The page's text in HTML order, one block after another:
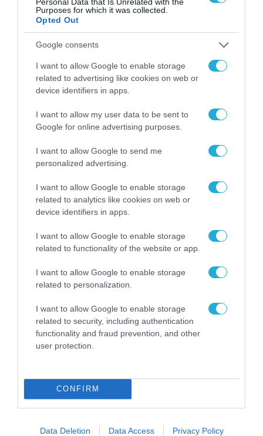
Purposes for which it was collected.
Opted Out
Google consents
I want to allow Google to enable storage
related to advertising like cookies on web or
device identifiers in apps.
I want to allow my user data to be sent to
Google for online advertising purposes.
I want to allow Google to send me
personalized advertising.
I want to allow Google to enable storage
related to analytics like cookies on web or
device identifiers in apps.
I want to allow Google to enable storage
related to functionality of the website or app.
I want to allow Google to enable storage
related to personalization.
I want to allow Google to enable storage
related to security, including authentication
functionality and fraud prevention, and other
user protection.
CONFIRM
Data Deletion Data Access Privacy Policy
ΟΙΚΟΝΟΜΙΑ
ΑΑΔΕ: Διευκρινίσεις για τα πρόστιμα σε
παραβάσεις που αφορούν τους ΦΗΜ
31.07.2026